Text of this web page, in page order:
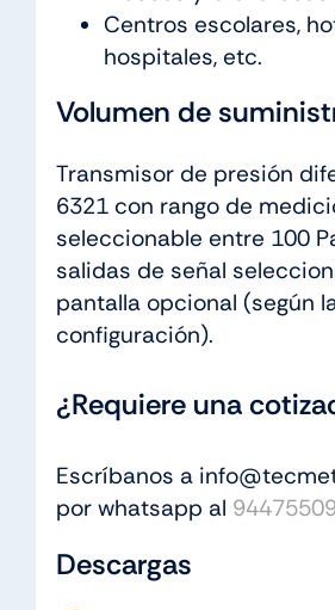
Centros escolares,
hospitales, etc.
Volumen de
Transmisor de presión
6321 con rango de
seleccionable entre 100
salidas de señal
pantalla opcional (según
configuración).
¿Requiere una
Escríbanos a
por whatsapp al
Descargas